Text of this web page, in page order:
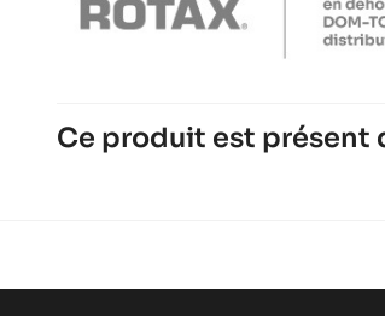
Ce produit est présent